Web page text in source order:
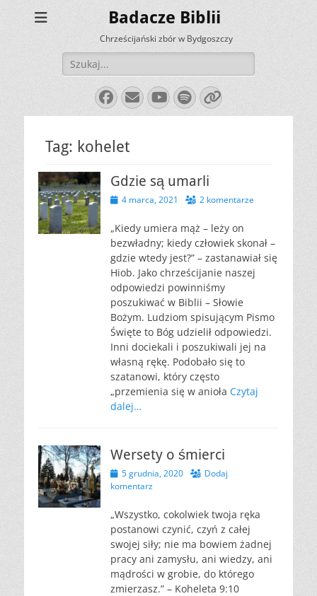
Badacze Biblii
Chrześcijański zbór w Bydgoszczy
Szukaj:
Facebook
E-
mail
YouTube
Spotify
Link
Tag: kohelet
Gdzie są umarli
Opublikowano
4 marca, 2021 2 komentarze
„Kiedy umiera mąż – leży on
bezwładny; kiedy człowiek skonał –
gdzie wtedy jest?” – zastanawiał się
Hiob. Jako chrześcijanie naszej
odpowiedzi powinniśmy
poszukiwać w Biblii – Słowie
Bożym. Ludziom spisującym Pismo
Święte to Bóg udzielił odpowiedzi.
Inni dociekali i poszukiwali jej na
własną rękę. Podobało się to
szatanowi, który często
„przemienia się w anioła Czytaj
dalej…
Wersety o śmierci
Opublikowano
5 grudnia, 2020
Dodaj
komentarz
„Wszystko, cokolwiek twoja ręka
postanowi czynić, czyń z całej
swojej siły; nie ma bowiem żadnej
pracy ani zamysłu, ani wiedzy, ani
mądrości w grobie, do którego
zmierzasz.” – Koheleta 9:10